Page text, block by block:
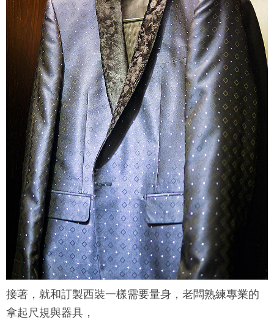
接著，就和訂製西裝一樣需要量身，老闆熟練專業的
拿起尺規與器具，